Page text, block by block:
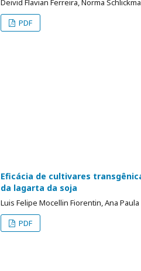
Deivid Flavian Ferreira, Norma
PDF
Eficácia de cultivares
da lagarta da soja
Luis Felipe Mocellin Fiorentin, Ana
PDF